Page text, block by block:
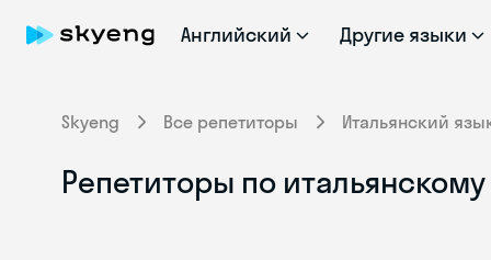
Английский Другие языки
Skyeng Все репетиторы Итальянский
Репетиторы по